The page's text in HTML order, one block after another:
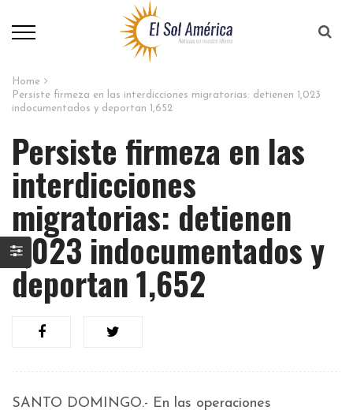
Home
Persiste firmeza en las interdicciones migratorias: detienen 1,023
indocumentados y deportan 1,652
Persiste firmeza en las
interdicciones
migratorias: detienen
1,023 indocumentados y
deportan 1,652
SANTO DOMINGO.- En las operaciones